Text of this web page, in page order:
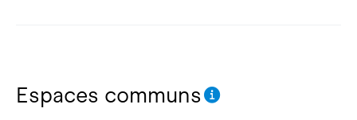
Espaces communs